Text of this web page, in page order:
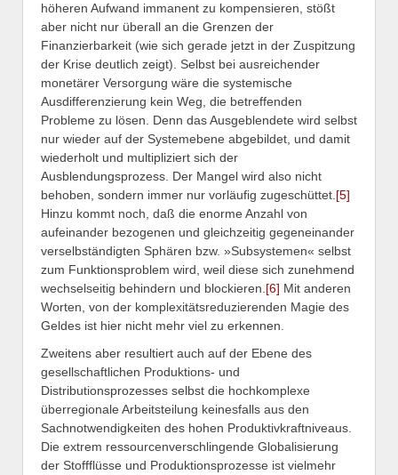
höheren Aufwand immanent zu kompensieren, stößt
aber nicht nur überall an die Grenzen der
Finanzierbarkeit (wie sich gerade jetzt in der Zuspitzung
der Krise deutlich zeigt). Selbst bei ausreichender
monetärer Versorgung wäre die systemische
Ausdifferenzierung kein Weg, die betreffenden
Probleme zu lösen. Denn das Ausgeblendete wird selbst
nur wieder auf der Systemebene abgebildet, und damit
wiederholt und multipliziert sich der
Ausblendungsprozess. Der Mangel wird also nicht
behoben, sondern immer nur vorläufig zugeschüttet. [5]
Hinzu kommt noch, daß die enorme Anzahl von
aufeinander bezogenen und gleichzeitig gegeneinander
verselbständigten Sphären bzw. »Subsystemen« selbst
zum Funktionsproblem wird, weil diese sich zunehmend
wechselseitig behindern und blockieren. [6] Mit anderen
Worten, von der komplexitätsreduzierenden Magie des
Geldes ist hier nicht mehr viel zu erkennen.
Zweitens aber resultiert auch auf der Ebene des
gesellschaftlichen Produktions- und
Distributionsprozesses selbst die hochkomplexe
überregionale Arbeitsteilung keinesfalls aus den
Sachnotwendigkeiten des hohen Produktivkraftniveaus.
Die extrem ressourcenverschlingende Globalisierung
der Stoffflüsse und Produktionsprozesse ist vielmehr